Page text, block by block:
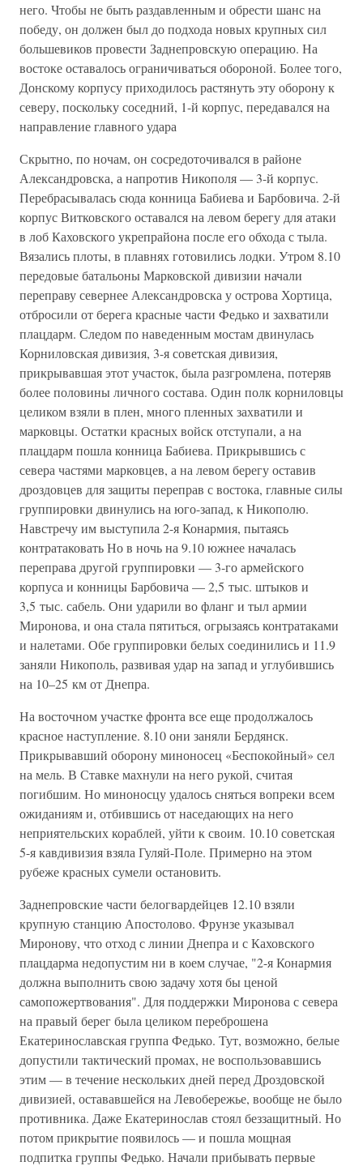
него. Чтобы не быть раздавленным и обрести шанс на
победу, он должен был до подхода новых крупных сил
большевиков провести Заднепровскую операцию. На
востоке оставалось ограничиваться обороной. Более того,
Донскому корпусу приходилось растянуть эту оборону к
северу, поскольку соседний, 1-й корпус, передавался на
направление главного удара
Скрытно, по ночам, он сосредоточивался в районе
Александровска, а напротив Никополя — 3-й корпус.
Перебрасывалась сюда конница Бабиева и Барбовича. 2-й
корпус Витковского оставался на левом берегу для атаки
в лоб Каховского укрепрайона после его обхода с тыла.
Вязались плоты, в плавнях готовились лодки. Утром 8.10
передовые батальоны Марковской дивизии начали
переправу севернее Александровска у острова Хортица,
отбросили от берега красные части Федько и захватили
плацдарм. Следом по наведенным мостам двинулась
Корниловская дивизия, 3-я советская дивизия,
прикрывавшая этот участок, была разгромлена, потеряв
более половины личного состава. Один полк корниловцы
целиком взяли в плен, много пленных захватили и
марковцы. Остатки красных войск отступали, а на
плацдарм пошла конница Бабиева. Прикрывшись с
севера частями марковцев, а на левом берегу оставив
дроздовцев для защиты переправ с востока, главные силы
группировки двинулись на юго-запад, к Никополю.
Навстречу им выступила 2-я Конармия, пытаясь
контратаковать Но в ночь на 9.10 южнее началась
переправа другой группировки — 3-го армейского
корпуса и конницы Барбовича — 2,5 тыс. штыков и
3,5 тыс. сабель. Они ударили во фланг и тыл армии
Миронова, и она стала пятиться, огрызаясь контратаками
и налетами. Обе группировки белых соединились и 11.9
заняли Никополь, развивая удар на запад и углубившись
на 10–25 км от Днепра.
На восточном участке фронта все еще продолжалось
красное наступление. 8.10 они заняли Бердянск.
Прикрывавший оборону миноносец «Беспокойный» сел
на мель. В Ставке махнули на него рукой, считая
погибшим. Но миноносцу удалось сняться вопреки всем
ожиданиям и, отбившись от наседающих на него
неприятельских кораблей, уйти к своим. 10.10 советская
5-я кавдивизия взяла Гуляй-Поле. Примерно на этом
рубеже красных сумели остановить.
Заднепровские части белогвардейцев 12.10 взяли
крупную станцию Апостолово. Фрунзе указывал
Миронову, что отход с линии Днепра и с Каховского
плацдарма недопустим ни в коем случае, "2-я Конармия
должна выполнить свою задачу хотя бы ценой
самопожертвования". Для поддержки Миронова с севера
на правый берег была целиком переброшена
Екатеринославская группа Федько. Тут, возможно, белые
допустили тактический промах, не воспользовавшись
этим — в течение нескольких дней перед Дроздовской
дивизией, остававшейся на Левобережье, вообще не было
противника. Даже Екатеринослав стоял беззащитный. Но
потом прикрытие появилось — и пошла мощная
подпитка группы Федько. Начали прибывать первые